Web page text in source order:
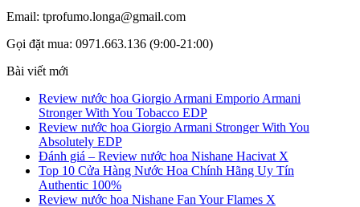
Email: tprofumo.longa@gmail.com
Gọi đặt mua: 0971.663.136 (9:00-21:00)
Bài viết mới
Review nước hoa Giorgio Armani Emporio Armani
Stronger With You Tobacco EDP
Review nước hoa Giorgio Armani Stronger With You
Absolutely EDP
Đánh giá – Review nước hoa Nishane Hacivat X
Top 10 Cửa Hàng Nước Hoa Chính Hãng Uy Tín
Authentic 100%
Review nước hoa Nishane Fan Your Flames X